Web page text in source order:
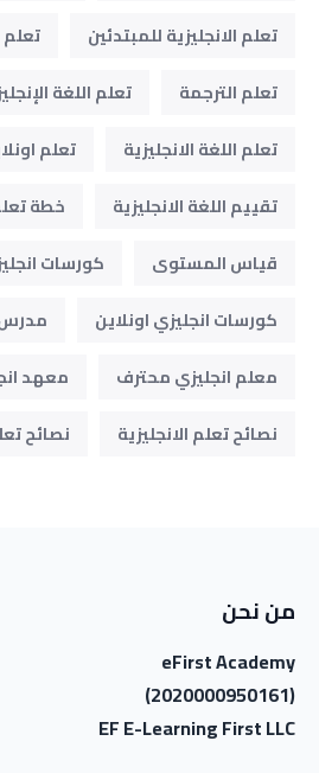
تعلم الانجليزية للمبتدئين
تعلم
تعلم الترجمة
تعلم اللغة
تعلم اللغة الانجليزية
تعلم اونلاين
تقييم اللغة الانجليزية
خطة تعلم
قياس المستوى
كورسات
كورسات انجليزي اونلاين
مدرس
معلم انجليزي محترف
معهد
نصائح تعلم الانجليزية
نصائح
من نحن
eFirst Academy
EF E-Learning First LLC